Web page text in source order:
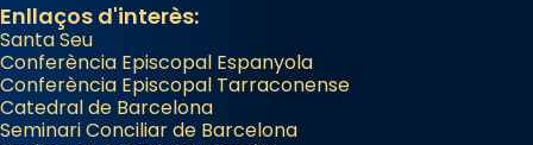
Enllaços d'interès:
Santa Seu
Conferència Episcopal Espanyola
Conferència Episcopal Tarraconense
Catedral de Barcelona
Seminari Conciliar de Barcelona